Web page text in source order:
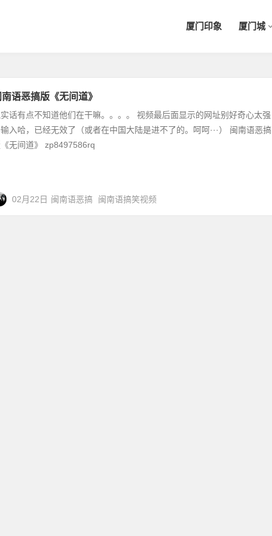
厦门印象 厦门城
南语恶搞版《无间道》
话有点不知道他们在干嘛。。。。 视频最后面显示的网址别好奇心太强
入哈，已经无效了（或者在中国大陆是进不了的。呵呵···） 闽南语恶搞
无间道》 zp8497586rq
02月22日 闽南语恶搞 闽南语搞笑视频